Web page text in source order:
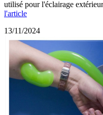
utilisé pour l'éclairage
l'article
13/11/2024